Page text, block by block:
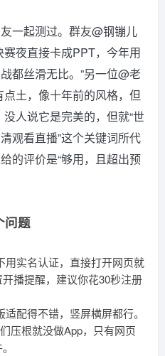
一起测过。群友@钢镚儿
夜直接卡成PPT，今年用
都丝滑无比。”另一位@老
土，像十年前的风格，但
人说它是完美的，但就“世
观看直播”这个关键词所代
的评价是“够用，且超出预
问题
用实名认证，直接打开网页就
播提醒，建议你花30秒注册
适配得不错，竖屏横屏都行。
压根就没做App，只有网页